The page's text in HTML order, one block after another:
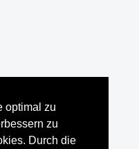
optimal zu
zu
Durch die